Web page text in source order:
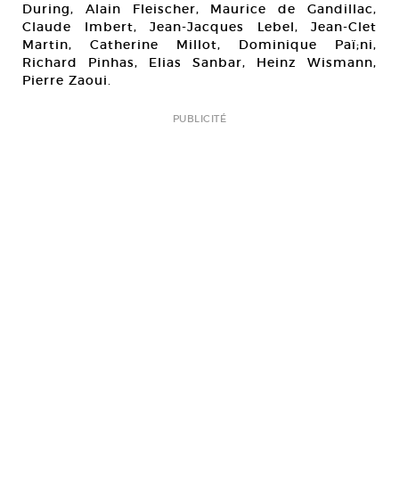
During, Alain Fleischer, Maurice de Gandillac,
Claude Imbert, Jean-Jacques Lebel, Jean-Clet
Martin, Catherine Millot, Dominique Paï;ni,
Richard Pinhas, Elias Sanbar, Heinz Wismann,
Pierre Zaoui.
PUBLICITÉ